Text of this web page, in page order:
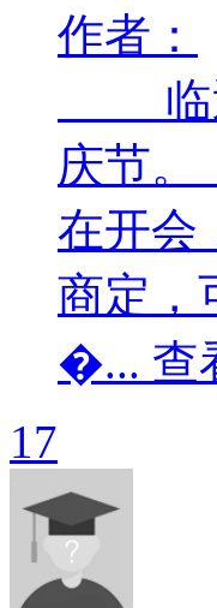
作者：
临近
庆节
在开
商定，
�... 查
17